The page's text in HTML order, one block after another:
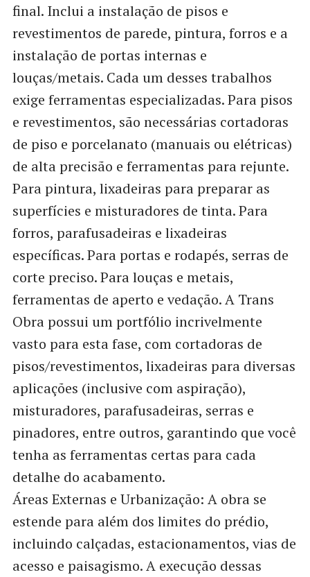
final. Inclui a instalação de pisos e
revestimentos de parede, pintura, forros e a
instalação de portas internas e
louças/metais. Cada um desses trabalhos
exige ferramentas especializadas. Para pisos
e revestimentos, são necessárias cortadoras
de piso e porcelanato (manuais ou elétricas)
de alta precisão e ferramentas para rejunte.
Para pintura, lixadeiras para preparar as
superfícies e misturadores de tinta. Para
forros, parafusadeiras e lixadeiras
específicas. Para portas e rodapés, serras de
corte preciso. Para louças e metais,
ferramentas de aperto e vedação. A Trans
Obra possui um portfólio incrivelmente
vasto para esta fase, com cortadoras de
pisos/revestimentos, lixadeiras para diversas
aplicações (inclusive com aspiração),
misturadores, parafusadeiras, serras e
pinadores, entre outros, garantindo que você
tenha as ferramentas certas para cada
detalhe do acabamento.
Áreas Externas e Urbanização: A obra se
estende para além dos limites do prédio,
incluindo calçadas, estacionamentos, vias de
acesso e paisagismo. A execução dessas